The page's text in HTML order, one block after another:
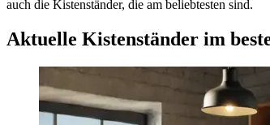
auch die Kistenständer, die am beliebtesten sind.
Aktuelle Kistenständer im